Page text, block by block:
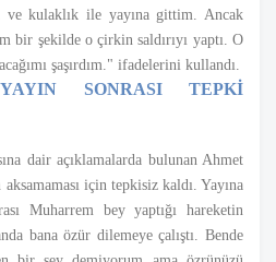
ve kulaklık ile yayına gittim. Ancak
bir şekilde o çirkin saldırıyı yaptı. O
şaşırdım." ifadelerini kullandı.
SONRASI TEPKİ
dair açıklamalarda bulunan Ahmet
için tepkisiz kaldı. Yayına
Muharrem bey yaptığı hareketin
bana özür dilemeye çalıştı. Bende